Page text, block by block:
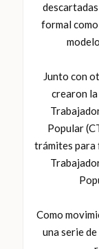
formal
Junto con
crearon
Popular
trámites para
Como
una serie